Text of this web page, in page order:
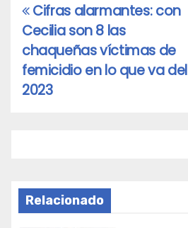
Navegación
de
entradas
Cifras alarmantes: con
Cecilia son 8 las
chaqueñas víctimas de
femicidio en lo que va del
2023
Relacionado